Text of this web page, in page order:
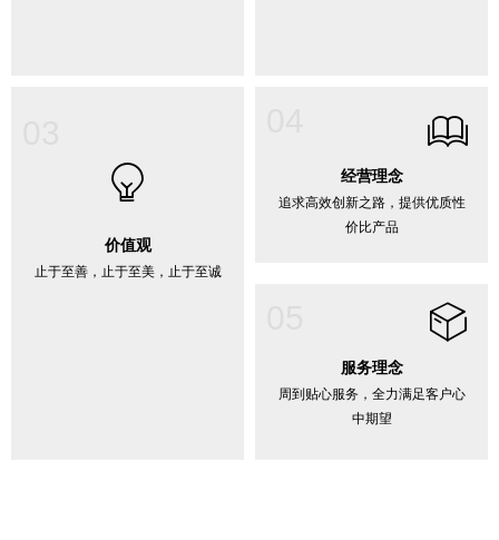
经营理念
追求高效创新之路，提供优质性
价比产品
ꁡ
ꁙ
价值观
止于至善，止于至美，止于至诚
ꁦ
服务理念
周到贴心服务，全力满足客户心
中期望